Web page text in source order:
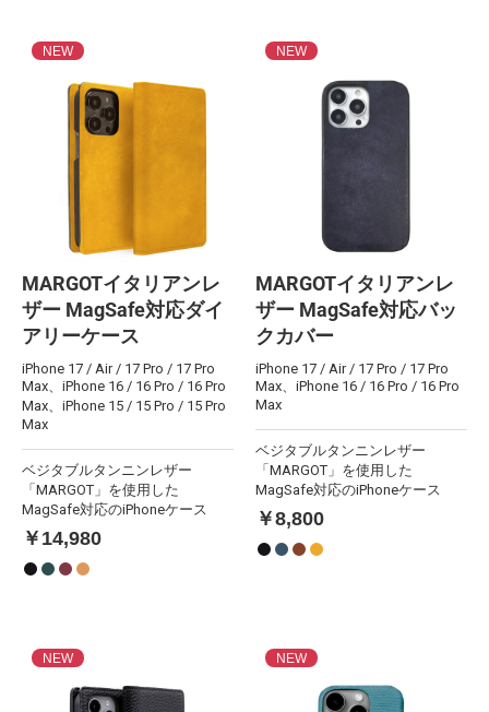
MARGOTイタリアンレ
ザー MagSafe対応ダイ
アリーケース
iPhone 17 / Air / 17 Pro / 17 Pro
Max、iPhone 16 / 16 Pro / 16 Pro
Max、iPhone 15 / 15 Pro / 15 Pro
Max
ベジタブルタンニンレザー
「MARGOT」を使用した
MagSafe対応のiPhoneケース
￥14,980
NEW
MARGOTイタリアンレ
ザー MagSafe対応バッ
クカバー
iPhone 17 / Air / 17 Pro / 17 Pro
Max、iPhone 16 / 16 Pro / 16 Pro
Max
ベジタブルタンニンレザー
「MARGOT」を使用した
MagSafe対応のiPhoneケース
￥8,800
NEW
NEW NEW